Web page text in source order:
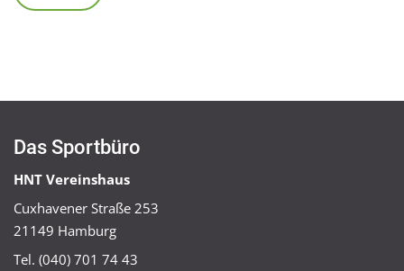
Das Sportbüro
HNT Vereinshaus
Cuxhavener Straße 253
21149 Hamburg
Tel. (040) 701 74 43